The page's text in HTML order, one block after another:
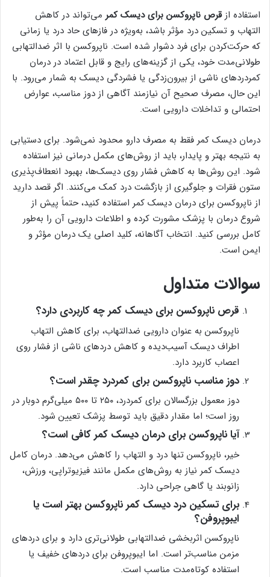
استفاده ازقرص ناپروکسن برای دیسک کمر می‌تواند در کاهش
التهاب و تسکین درد مؤثر باشد، به‌ویژه در فازهای حاد درد یا زمانی
که حرکت‌کردن برای فرد دشوار شده است. ناپروکسن با اثر ضدالتهابی
طولانی‌مدت خود، یکی از گزینه‌های رایج و قابل اعتماد در درمان
کمردردهای ناشی از بیرون‌زدگی یا فشردگی دیسک به شمار می‌رود. با
این حال، مصرف صحیح آن نیازمند آگاهی از دوز مناسب، عوارض
احتمالی و تداخلات دارویی است.
درمان دیسک کمر فقط به مصرف دارو محدود نمی‌شود. برای دستیابی
به نتیجه بهتر و پایدار، باید از روش‌های مکمل درمانی نیز استفاده
شود. این روش‌ها به کاهش فشار روی دیسک‌ها، بهبود انعطاف‌پذیری
ستون فقرات و جلوگیری از بازگشت درد کمک می‌کنند. اگر قصد دارید
از ناپروکسن برای درمان دیسک کمر استفاده کنید، حتماً پیش از
شروع درمان با پزشک مشورت کرده و اطلاعات دارویی آن را به‌طور
کامل بررسی کنید. انتخاب آگاهانه، کلید اصلی یک درمان مؤثر و
ایمن است.
سوالات متداول
قرص ناپروکسن برای دیسک کمر چه کاربردی دارد؟
ناپروکسن به عنوان دارویی ضدالتهاب، برای کاهش التهاب
اطراف دیسک آسیب‌دیده و کاهش دردهای ناشی از فشار روی
اعصاب کاربرد دارد.
دوز مناسب ناپروکسن برای کمردرد چقدر است؟
دوز معمول بزرگسالان برای کمردرد، ۲۵۰ تا ۵۰۰ میلی‌گرم دوبار در
روز است؛ اما مقدار دقیق باید توسط پزشک تعیین شود.
آیا ناپروکسن برای درمان دیسک کمر کافی است؟
خیر، ناپروکسن تنها درد و التهاب را کاهش می‌دهد. درمان کامل
دیسک کمر نیاز به روش‌های مکمل مانند فیزیوتراپی، ورزش،
زانوبند یا گاهی جراحی دارد.
برای تسکین درد دیسک کمر ناپروکسن بهتر است یا
ایبوپروفن؟
ناپروکسن اثربخشی ضدالتهابی طولانی‌تری دارد و برای دردهای
مزمن مناسب‌تر است. اما ایبوپروفن برای دردهای خفیف یا
استفاده کوتاه‌مدت مناسب است.